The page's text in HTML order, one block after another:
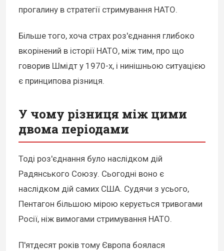
прогалину в стратегії стримування НАТО.
Більше того, хоча страх роз'єднання глибоко
вкорінений в історії НАТО, між тим, про що
говорив Шмідт у 1970-х, і нинішньою ситуацією
є принципова різниця.
У чому різниця між цими
двома періодами
Тоді роз'єднання було наслідком дій
Радянського Союзу. Сьогодні воно є
наслідком дій самих США. Судячи з усього,
Пентагон більшою мірою керується тривогами
Росії, ніж вимогами стримування НАТО.
П'ятдесят років тому Європа боялася